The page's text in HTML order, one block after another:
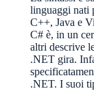
linguaggi nati
C++, Java e
C# è, in un
altri descrive
.NET gira.
.NET. I suoi